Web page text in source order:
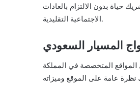
حياة بدون الالتزام بالعادات
الاجتماعية التقليدية.
المسيار السعودي
المواقع المتخصصة في المملكة